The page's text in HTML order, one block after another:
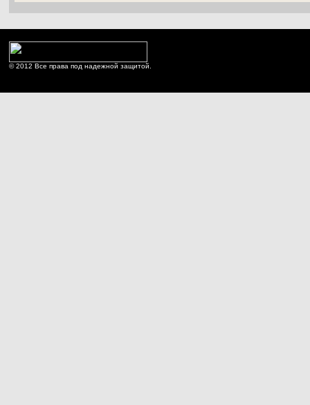
© 2012 Все права под надежной защитой.